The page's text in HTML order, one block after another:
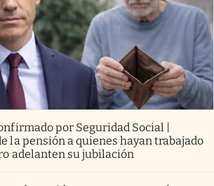
por Seguridad Social |
la pensión a quienes hayan trabajado
adelanten su jubilación